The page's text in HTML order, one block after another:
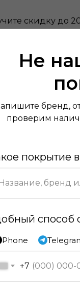
скидку до
Не
бренд,
проверим
покрытие
способ
Phone
+7